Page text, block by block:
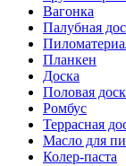
Вагонка
Палубная
Планкен
Доска
Половая
Ромбус
Террасная
Масло для
Колер-паста